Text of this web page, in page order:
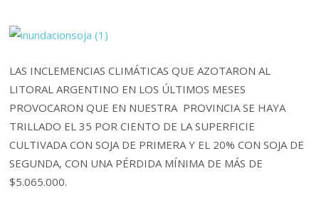
LAS INCLEMENCIAS CLIMÁTICAS QUE AZOTARON AL
LITORAL ARGENTINO EN LOS ÚLTIMOS MESES
PROVOCARON QUE EN NUESTRA PROVINCIA SE HAYA
TRILLADO EL 35 POR CIENTO DE LA SUPERFICIE
CULTIVADA CON SOJA DE PRIMERA Y EL 20% CON SOJA DE
SEGUNDA, CON UNA PÉRDIDA MÍNIMA DE MÁS DE
$5.065.000.